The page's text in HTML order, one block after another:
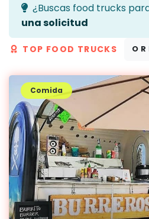
¿Buscas food trucks
una solicitud
TOP FOOD TRUCKS
Comida